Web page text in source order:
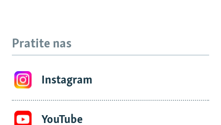
Pratite nas
Instagram
YouTube